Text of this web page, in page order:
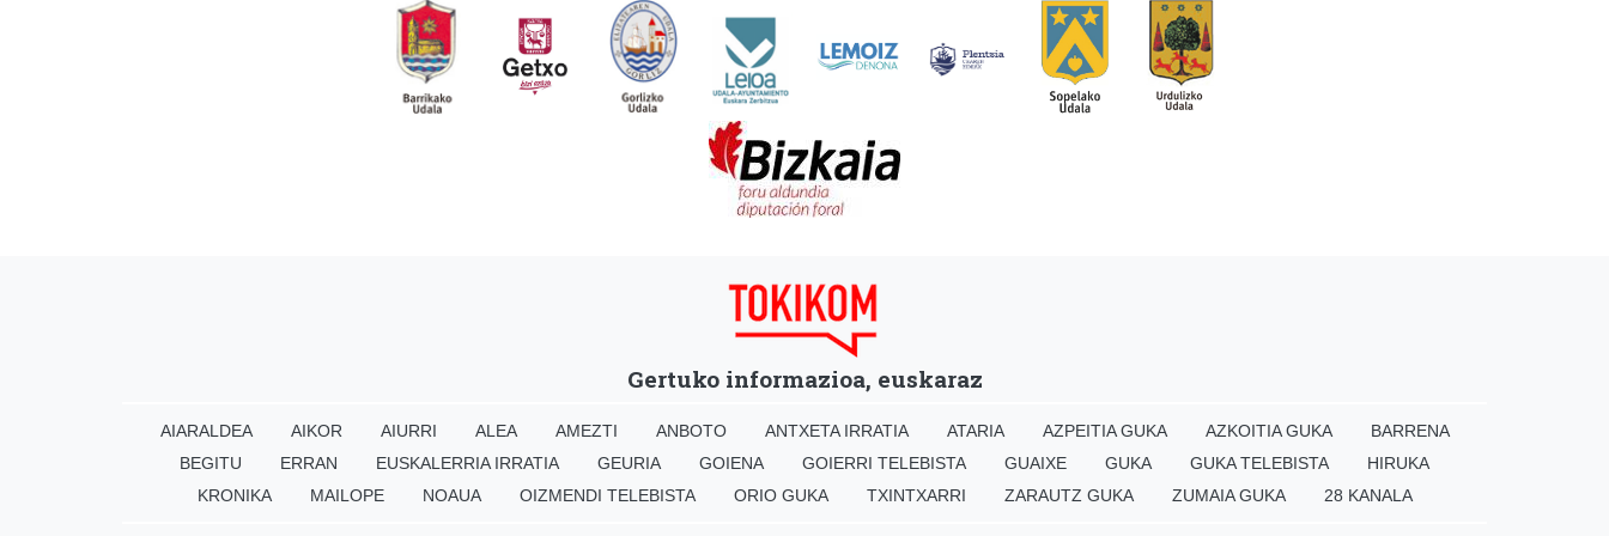
Gertuko informazioa, euskaraz
AIARALDEA AIKOR AIURRI ALEA AMEZTI ANBOTO ANTXETA IRRATIA ATARIA AZPEITIA GUKA AZKOITIA GUKA
BARRENA
BEGITU
ERRAN EUSKALERRIA IRRATIA GEURIA GOIENA GOIERRI TELEBISTA GUAIXE GUKA GUKA TELEBISTA
HIRUKA
KRONIKA
MAILOPE NOAUA OIZMENDI TELEBISTA ORIO GUKA TXINTXARRI ZARAUTZ GUKA ZUMAIA GUKA 28 KANALA